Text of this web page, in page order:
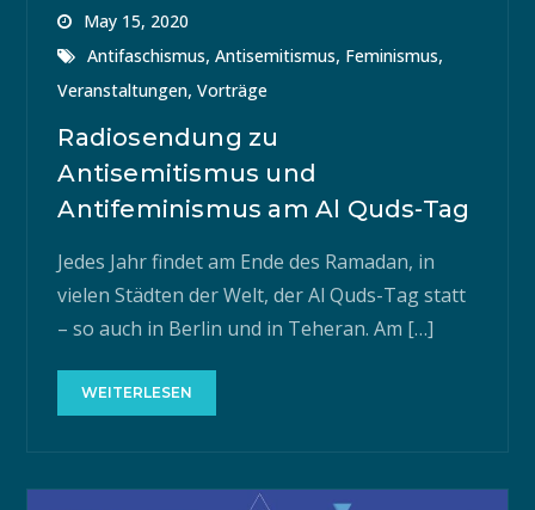
May 15, 2020
Antifaschismus,Antisemitismus, Feminismus,
Veranstaltungen,Vorträge
Radiosendung zu
Antisemitismus und
Antifeminismus am Al Quds-Tag
Jedes Jahr findet am Ende des Ramadan, in
vielen Städten der Welt, der Al Quds-Tag statt
– so auch in Berlin und in Teheran. Am […]
WEITERLESEN